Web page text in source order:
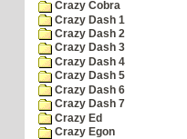
Crazy Cobra
Crazy Dash 1
Crazy Dash 2
Crazy Dash 3
Crazy Dash 4
Crazy Dash 5
Crazy Dash 6
Crazy Dash 7
Crazy Ed
Crazy Egon